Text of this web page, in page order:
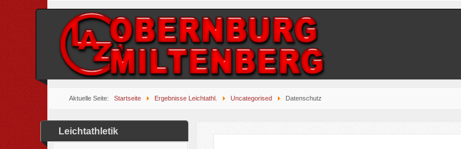
Aktuelle Seite:Startseite Ergebnisse Leichtathl. Uncategorised Datenschutz
Leichtathletik